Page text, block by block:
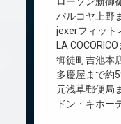
パルコヤ上野
jexerフィット
LA
御徒町吉池本
多慶屋まで約
元浅草郵便局
ドン・キホー